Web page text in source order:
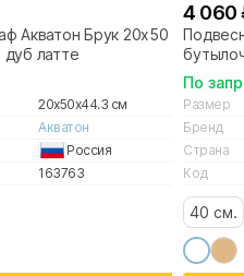
Акватон Брук 20х50 с
латте
20x50x44.3 см
Акватон
Россия
163763
4 060
По
Размер
Бренд
Страна
Код
40 см.